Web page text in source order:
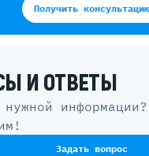
Получить консультацию
И ОТВЕТЫ
Задать вопрос